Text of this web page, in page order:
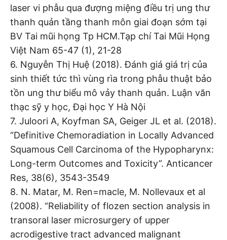
laser vi phẫu qua đượng miệng điều trị ung thư
thanh quản tầng thanh môn giai đoạn sớm tại
BV Tai mũi họng Tp HCM.Tạp chí Tai Mũi Họng
Việt Nam 65-47 (1), 21-28
6. Nguyễn Thị Huệ (2018). Đánh giá giá trị của
sinh thiết tức thì vùng rìa trong phẫu thuật bảo
tồn ung thư biểu mô vảy thanh quản. Luận văn
thạc sỹ y học, Đại học Y Hà Nội
7. Juloori A, Koyfman SA, Geiger JL et al. (2018).
“Definitive Chemoradiation in Locally Advanced
Squamous Cell Carcinoma of the Hypopharynx:
Long-term Outcomes and Toxicity”. Anticancer
Res, 38(6), 3543-3549
8. N. Matar, M. Ren=macle, M. Nollevaux et al
(2008). “Reliability of flozen section analysis in
transoral laser microsurgery of upper
acrodigestive tract advanced malignant